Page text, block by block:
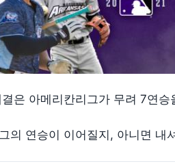
은 아메리칸리그가 무려 7연
의 연승이 이어질지, 아니면 내